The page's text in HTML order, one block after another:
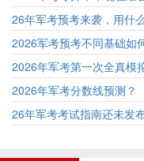
26年军考预考来袭，用什
2026军考预考不同基础如
2026年军考第一次全真模
2026年军考分数线预测？
26年军考考试指南还未发